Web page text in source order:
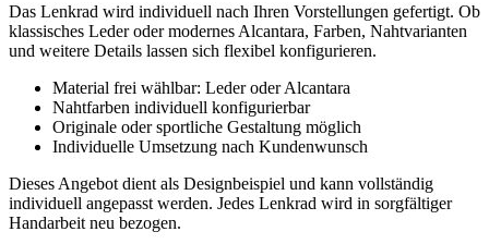
Das Lenkrad wird individuell nach Ihren Vorstellungen gefertigt. Ob
klassisches Leder oder modernes Alcantara, Farben, Nahtvarianten
und weitere Details lassen sich flexibel konfigurieren.
Material frei wählbar: Leder oder Alcantara
Nahtfarben individuell konfigurierbar
Originale oder sportliche Gestaltung möglich
Individuelle Umsetzung nach Kundenwunsch
Dieses Angebot dient als Designbeispiel und kann vollständig
individuell angepasst werden. Jedes Lenkrad wird in sorgfältiger
Handarbeit neu bezogen.